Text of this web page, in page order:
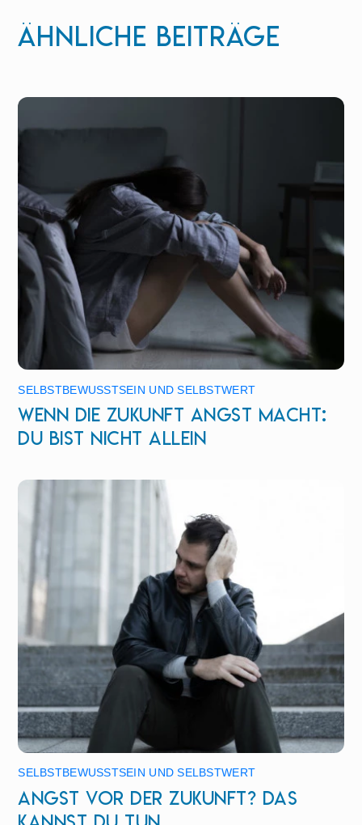
Ähnliche Beiträge
SELBSTBEWUSSTSEIN UND SELBSTWERT
Wenn die Zukunft Angst macht:
Du bist nicht allein
SELBSTBEWUSSTSEIN UND SELBSTWERT
Angst vor der Zukunft? Das